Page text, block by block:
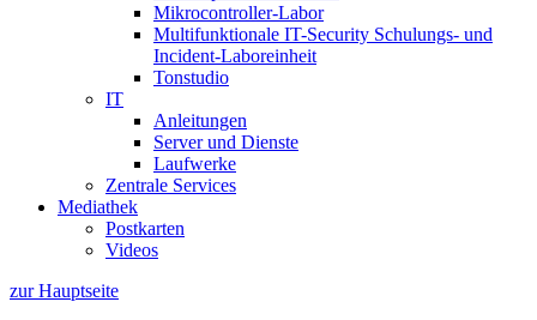
Mikrocontroller-Labor
Multifunktionale IT-Security Schulungs- und
Incident-Laboreinheit
Tonstudio
IT
Anleitungen
Server und Dienste
Laufwerke
Zentrale Services
Mediathek
Postkarten
Videos
zur Hauptseite